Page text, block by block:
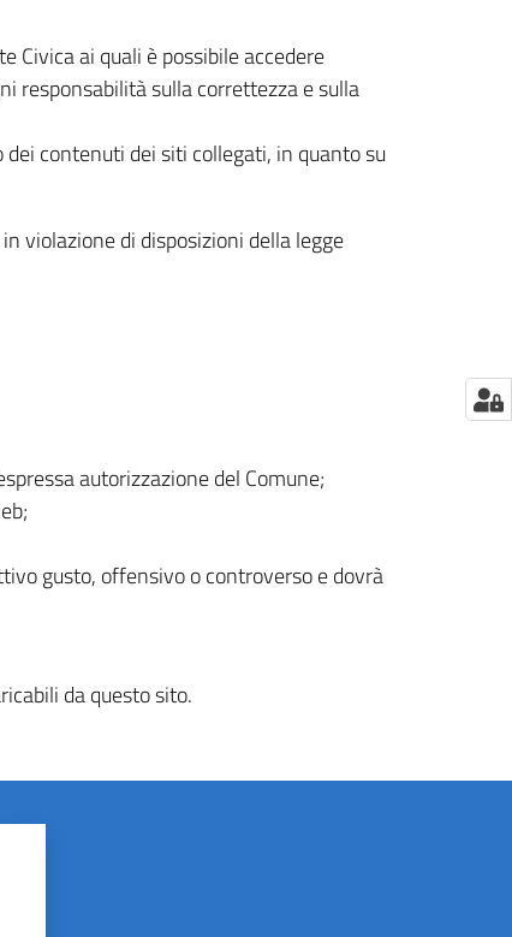
Civica ai quali è possibile accedere
responsabilità sulla correttezza e sulla
contenuti dei siti collegati, in quanto su
violazione di disposizioni della legge
autorizzazione del Comune;
gusto, offensivo o controverso e dovrà
da questo sito.